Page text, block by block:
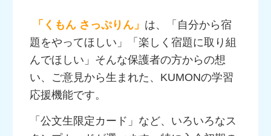
「くもん さっぷりん」 は、「自分から宿
題をやってほしい」「楽しく宿題に取り組
んでほしい」そんな保護者の方からの想
い、ご意見から生まれた、KUMONの学習
応援機能です。
「公文生限定カード」など、いろいろなス